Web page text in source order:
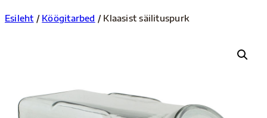
Esileht / Köögitarbed / Klaasist säilituspurk